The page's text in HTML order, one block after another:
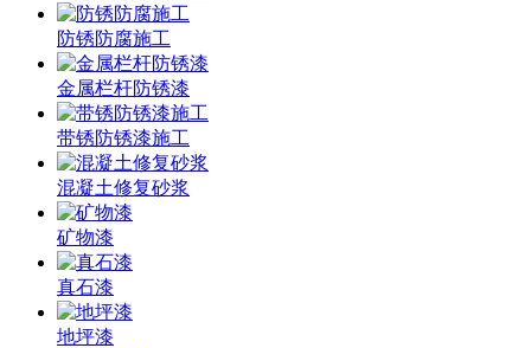
防锈防腐施工
金属栏杆防锈漆
带锈防锈漆施工
混凝土修复砂浆
矿物漆
真石漆
地坪漆